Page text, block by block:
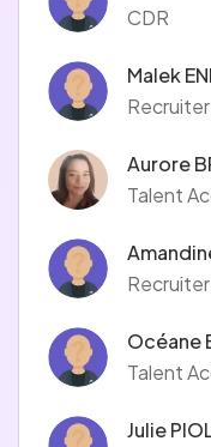
CDR
Malek
Recruiter
Aurore
Talent
Recruiter
Océane
Talent
Julie